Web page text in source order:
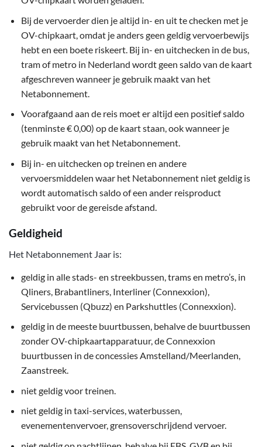
Bij de vervoerder dien je altijd in- en uit te checken met je
OV-chipkaart, omdat je anders geen geldig vervoerbewijs
hebt en een boete riskeert. Bij in- en uitchecken in de bus,
tram of metro in Nederland wordt geen saldo van de kaart
afgeschreven wanneer je gebruik maakt van het
Netabonnement.
Voorafgaand aan de reis moet er altijd een positief saldo
(tenminste € 0,00) op de kaart staan, ook wanneer je
gebruik maakt van het Netabonnement.
Bij in- en uitchecken op treinen en andere
vervoersmiddelen waar het Netabonnement niet geldig is
wordt automatisch saldo of een ander reisproduct
gebruikt voor de gereisde afstand.
Geldigheid
Het Netabonnement Jaar is:
geldig in alle stads- en streekbussen, trams en metro’s, in
Qliners, Brabantliners, Interliner (Connexxion),
Servicebussen (Qbuzz) en Parkshuttles (Connexxion).
geldig in de meeste buurtbussen, behalve de buurtbussen
zonder OV-chipkaartapparatuur, de Connexxion
buurtbussen in de concessies Amstelland/Meerlanden,
Zaanstreek.
niet geldig voor treinen.
niet geldig in taxi-services, waterbussen,
evenementenvervoer, grensoverschrijdend vervoer.